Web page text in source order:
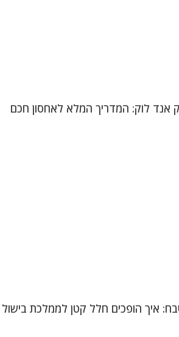
אנד לוק: המדריך המלא לאחסון חכם
איך הופכים חלל קטן לממלכת בישול